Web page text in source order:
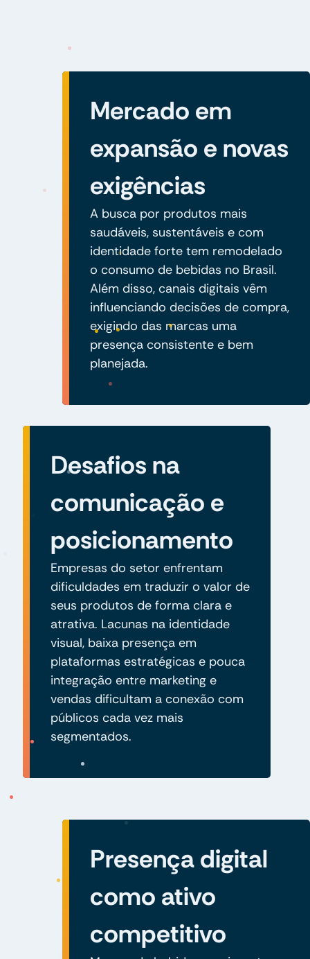
Mercado em
expansão e novas
exigências
A busca por produtos mais
saudáveis, sustentáveis e com
identidade forte tem remodelado
o consumo de bebidas no Brasil.
Além disso, canais digitais vêm
influenciando decisões de compra,
exigindo das marcas uma
presença consistente e bem
planejada.
Desafios na
comunicação e
posicionamento
Empresas do setor enfrentam
dificuldades em traduzir o valor de
seus produtos de forma clara e
atrativa. Lacunas na identidade
visual, baixa presença em
plataformas estratégicas e pouca
integração entre marketing e
vendas dificultam a conexão com
públicos cada vez mais
segmentados.
Presença digital
como ativo
competitivo